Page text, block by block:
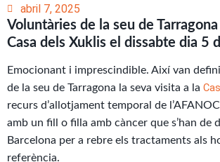
abril 7, 2025
Voluntàries de la seu de
Casa dels Xuklis el dissabte dia 5
Emocionant i imprescindible. Així van
de la seu de Tarragona la seva visita a la
recurs d’allotjament temporal de
amb un fill o filla amb càncer que s’han de
Barcelona per a rebre els tractaments als
referència.